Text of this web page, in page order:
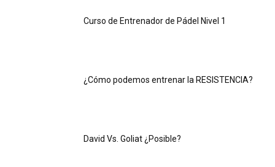
Curso de Entrenador de Pádel Nivel 1
¿Cómo podemos entrenar la RESISTENCIA?
David Vs. Goliat ¿Posible?